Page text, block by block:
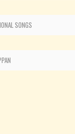
SONGS